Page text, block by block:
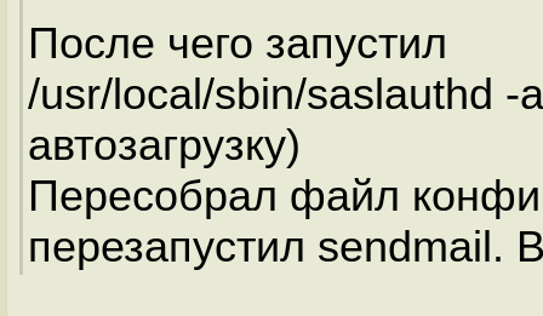
После чего запустил
/usr/local/sbin/saslauthd -
автозагрузку)
Пересобрал файл
перезапустил sendmail.